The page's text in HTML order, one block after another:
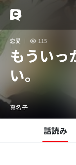
恋愛 115
もういっ
い。
真名子
話読み